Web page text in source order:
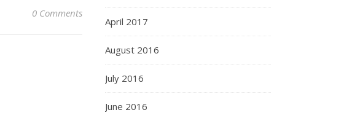
0 Comments
April 2017
August 2016
July 2016
June 2016